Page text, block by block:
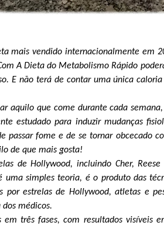
mais vendido internacionalmente em
A Dieta do Metabolismo Rápido
E não terá de contar uma única
aquilo que come durante cada
estudado para induzir mudanças
passar fome e de se tornar obcecado
de que mais gosta!
de Hollywood, incluindo Cher,
uma simples teoria, é o produto das
por estrelas de Hollywood, atletas e
médicos.
em três fases, com resultados visíveis